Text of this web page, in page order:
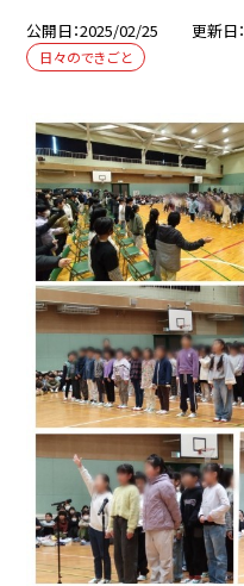
公開日 2025/02/25 更新日
日々のできごと